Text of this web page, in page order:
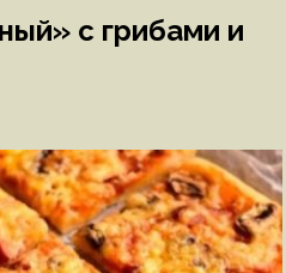
с грибами и